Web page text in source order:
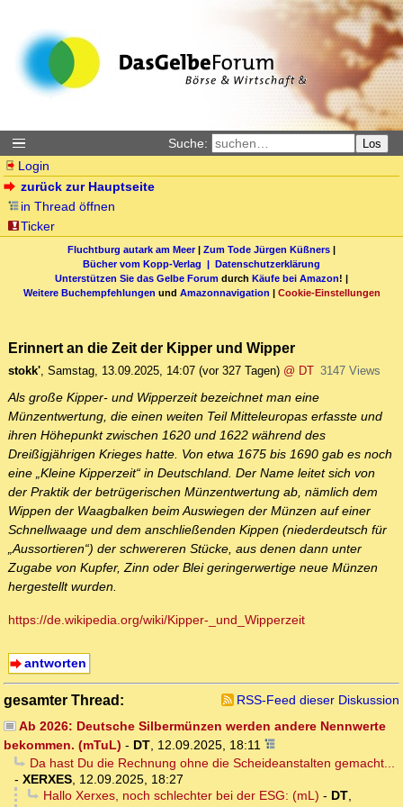
Suche: Los
Login
zurück zur Hauptseite
in Thread öffnen
Ticker
Fluchtburg autark am Meer| Zum Tode Jürgen Küßners |
Bücher vom Kopp-Verlag | Datenschutzerklärung
Unterstützen Sie das Gelbe Forum durch Käufe bei Amazon! |
Weitere Buchempfehlungen und Amazonnavigation | Cookie-Einstellungen
Erinnert an die Zeit der Kipper und Wipper
stokk', Samstag, 13.09.2025, 14:07 (vor 327 Tagen) @ DT 3147 Views
Als große Kipper- und Wipperzeit bezeichnet man eine
Münzentwertung, die einen weiten Teil Mitteleuropas erfasste und
ihren Höhepunkt zwischen 1620 und 1622 während des
Dreißigjährigen Krieges hatte. Von etwa 1675 bis 1690 gab es noch
eine „Kleine Kipperzeit“ in Deutschland. Der Name leitet sich von
der Praktik der betrügerischen Münzentwertung ab, nämlich dem
Wippen der Waagbalken beim Auswiegen der Münzen auf einer
Schnellwaage und dem anschließenden Kippen (niederdeutsch für
„Aussortieren“) der schwereren Stücke, aus denen dann unter
Zugabe von Kupfer, Zinn oder Blei geringerwertige neue Münzen
hergestellt wurden.
https://de.wikipedia.org/wiki/Kipper-_und_Wipperzeit
antworten
gesamter Thread:
RSS-Feed dieser Diskussion
Ab 2026: Deutsche Silbermünzen werden andere Nennwerte
bekommen. (mTuL) - DT, 12.09.2025, 18:11
Da hast Du die Rechnung ohne die Scheideanstalten gemacht...
- XERXES, 12.09.2025, 18:27
Hallo Xerxes, noch schlechter bei der ESG: (mL) - DT,